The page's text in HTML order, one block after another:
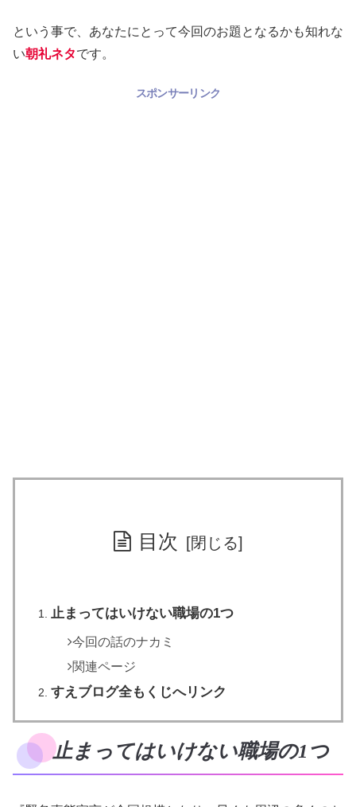
という事で、あなたにとって今回のお題となるかも知れな
い朝礼ネタです。
スポンサーリンク
目次
止まってはいけない職場の1つ
今回の話のナカミ
関連ページ
すえブログ全もくじへリンク
止まってはいけない職場の1つ